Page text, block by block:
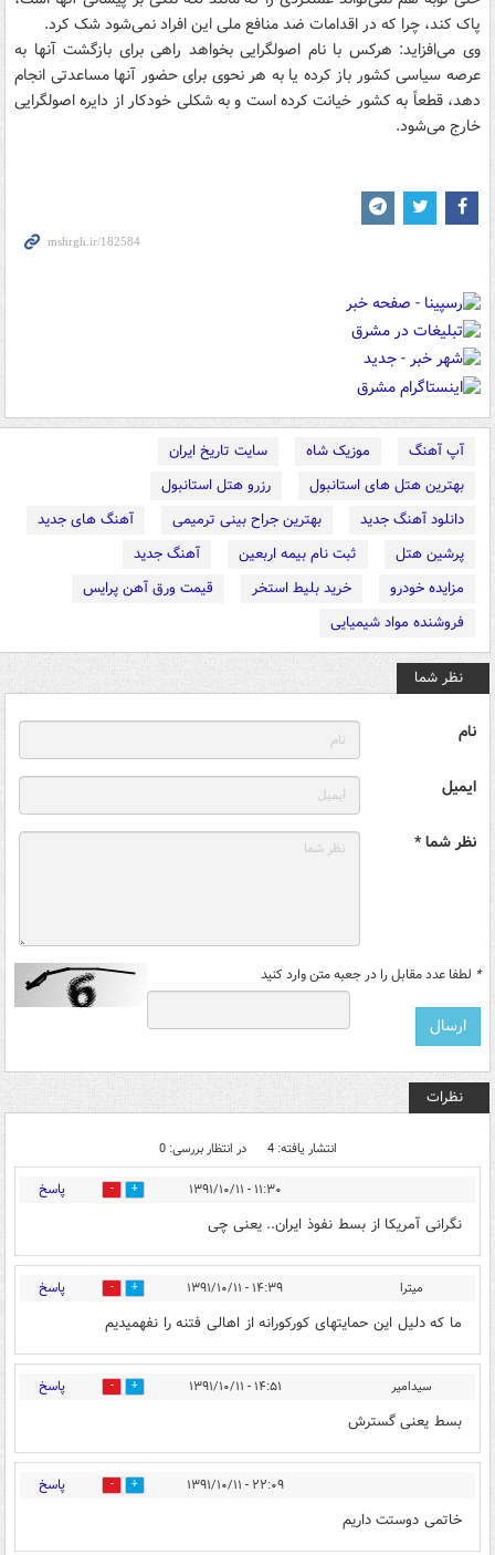
پاک کند، چرا که در اقدامات ضد منافع ملی این افراد نمی‌شود شک کرد.
وی می‌افزاید: هرکس با نام اصولگرایی بخواهد راهی برای بازگشت آنها به
عرصه سیاسی کشور باز کرده یا به هر نحوی برای حضور آنها مساعدتی انجام
دهد، ‌قطعاً به کشور خیانت کرده است و به شکلی خودکار از دایره اصولگرایی
خارج می‌شود.
آپ آهنگ موزیک شاه
سایت تاریخ ایران
بهترین هتل های استانبول
رزرو هتل استانبول
دانلود آهنگ جدید
بهترین جراح بینی ترمیمی
آهنگ های جدید
پرشین هتل
ثبت نام بیمه اربعین
آهنگ جدید
مزایده خودرو
خرید بلیط استخر
قیمت ورق آهن پرایس
فروشنده مواد شیمیایی
نظر شما
نام
ایمیل
نظر شما *
* لطفا عدد مقابل را در جعبه متن وارد کنید
نظرات
انتشار یافته: 4 در انتظار بررسی: 0
۱۱:۳۰ - ۱۳۹۱/۱۰/۱۱ 0 پاسخ
نگرانی آمریکا از بسط نفوذ ایران.. یعنی چی
میترا ۱۴:۳۹ - ۱۳۹۱/۱۰/۱۱ 0 پاسخ
ما که دلیل این حمایتهای کورکورانه از اهالی فتنه را نفهمیدیم
سیدامیر ۱۴:۵۱ - ۱۳۹۱/۱۰/۱۱ 0 پاسخ
بسط یعنی گسترش
۲۲:۰۹ - ۱۳۹۱/۱۰/۱۱ 0 پاسخ
خاتمی دوستت داریم